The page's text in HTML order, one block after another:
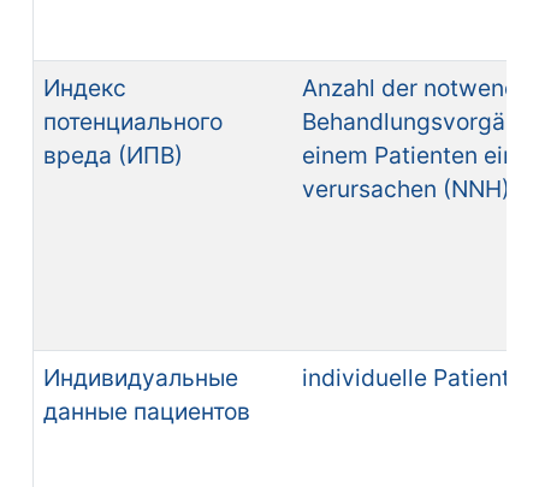
Индекс
потенциального
вреда (ИПВ)
Anzahl der
einem Patienten
verursachen (NNH)
Индивидуальные
данные пациентов
individuelle